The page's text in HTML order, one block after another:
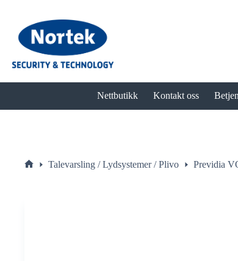
innholdet
Nettbutikk Kontakt oss
Talevarsling / Lydsystemer / Plivo Previdia